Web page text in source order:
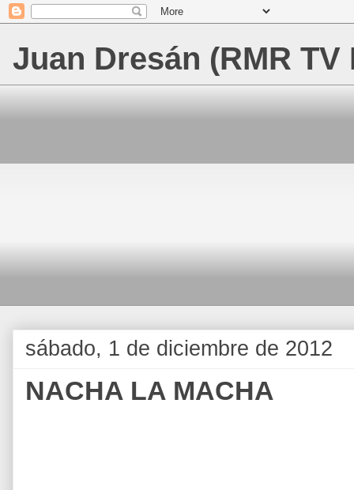
Juan Dresán (RMR TV
sábado, 1 de diciembre de 2012
NACHA LA MACHA